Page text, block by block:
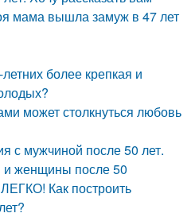
мама вышла замуж в 47 лет
более крепкая и
может столкнуться любовь
с мужчиной после 50 лет.
и женщины после 50
Как построить